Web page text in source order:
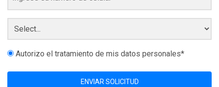
Autorizo el tratamiento de mis datos personales*
ENVIAR SOLICITUD